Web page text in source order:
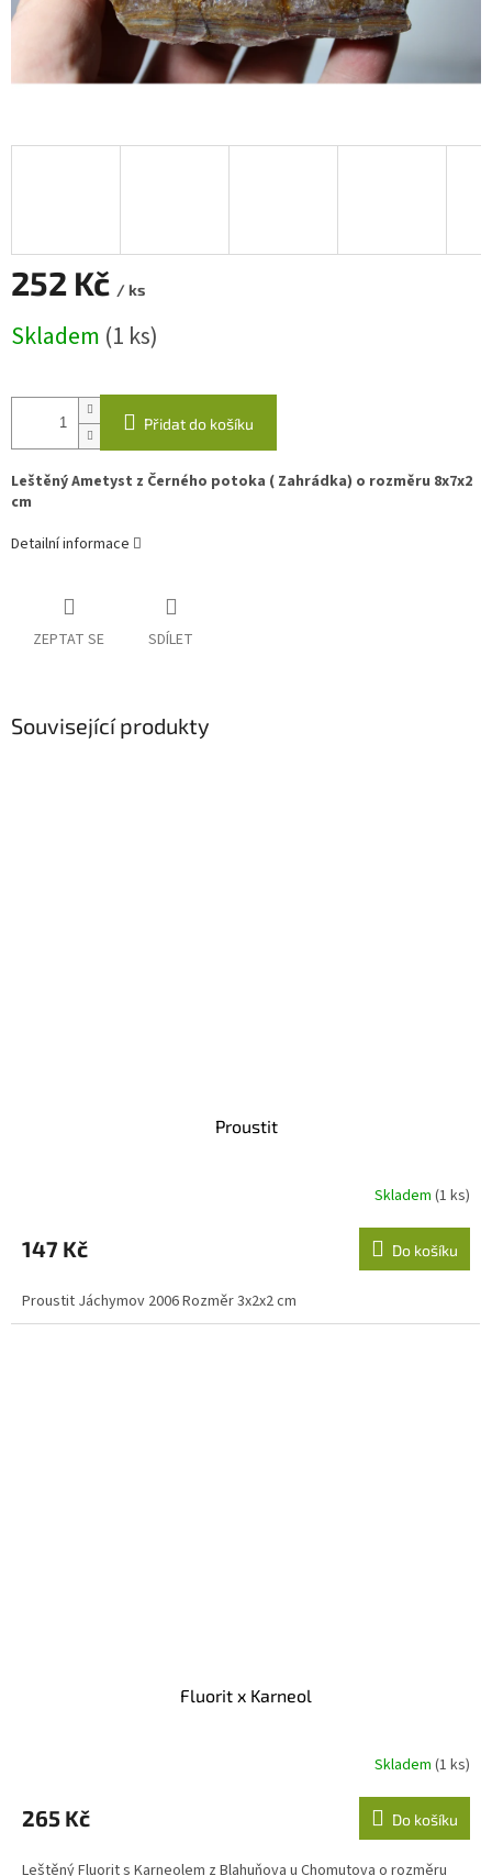
252 Kč / ks
cena:
Skladem (1 ks)
Přidat do košíku
Leštěný Ametyst z Černého potoka ( Zahrádka) o rozměru 8x7x2
cm
Detailní informace
ZEPTAT SE SDÍLET
Související produkty
Proustit
Skladem (1 ks)
147 Kč Do košíku
Proustit Jáchymov 2006 Rozměr 3x2x2 cm
Fluorit x Karneol
Skladem (1 ks)
265 Kč Do košíku
Leštěný Fluorit s Karneolem z Blahuňova u Chomutova o rozměru